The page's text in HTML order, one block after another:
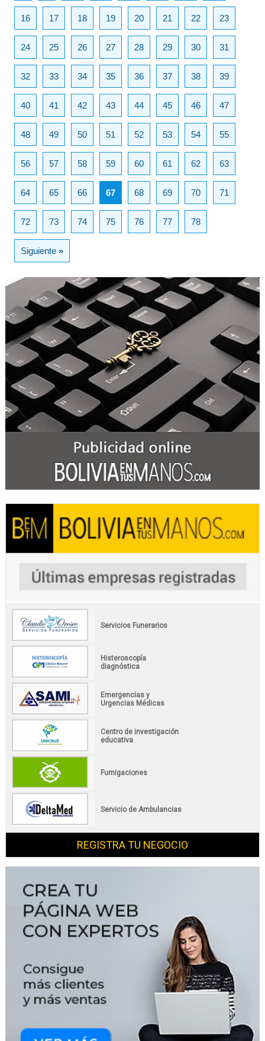
16 17 18 19 20 21 22 23
24 25 26 27 28 29 30 31
32 33 34 35 36 37 38 39
40 41 42 43 44 45 46 47
48 49 50 51 52 53 54 55
56 57 58 59 60 61 62 63
64 65 66 67 68 69 70 71
72 73 74 75 76 77 78
Siguiente»
Servicios Funerarios
Histeroscopía
diagnóstica
Emergencias y
Urgencias Médicas
Centro de investigación
educativa
Fumigaciones
Servicio de Ambulancias
REGISTRA TU NEGOCIO